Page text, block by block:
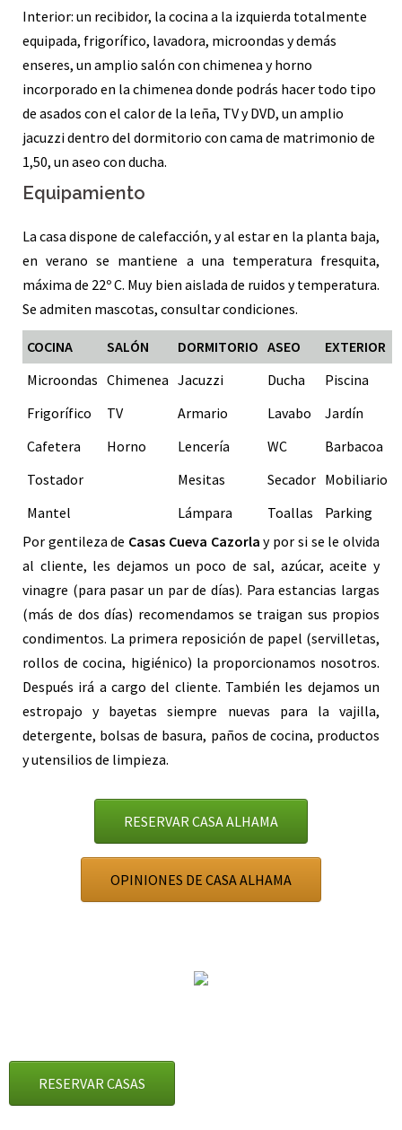
Interior: un recibidor, la cocina a la izquierda totalmente
equipada, frigorífico, lavadora, microondas y demás
enseres, un amplio salón con chimenea y horno
incorporado en la chimenea donde podrás hacer todo tipo
de asados con el calor de la leña, TV y DVD, un amplio
jacuzzi dentro del dormitorio con cama de matrimonio de
1,50, un aseo con ducha.
Equipamiento
La casa dispone de calefacción, y al estar en la planta baja,
en verano se mantiene a una temperatura fresquita,
máxima de 22º C. Muy bien aislada de ruidos y temperatura.
Se admiten mascotas, consultar condiciones.
COCINA SALÓN DORMITORIO ASEO
EXTERIOR
Microondas Chimenea Jacuzzi Ducha
Piscina
Frigorífico
TV Armario Lavabo
Jardín
Cafetera
Horno Lencería WC
Barbacoa
Tostador
Mesitas Secador Mobiliario
Mantel
Lámpara Toallas
Parking
Por gentileza de Casas Cueva Cazorla y por si se le olvida
al cliente, les dejamos un poco de sal, azúcar, aceite y
vinagre (para pasar un par de días). Para estancias largas
(más de dos días) recomendamos se traigan sus propios
condimentos. La primera reposición de papel (servilletas,
rollos de cocina, higiénico) la proporcionamos nosotros.
Después irá a cargo del cliente. También les dejamos un
estropajo y bayetas siempre nuevas para la vajilla,
detergente, bolsas de basura, paños de cocina, productos
y utensilios de limpieza.
RESERVAR CASA ALHAMA
OPINIONES DE CASA ALHAMA
RESERVAR CASAS